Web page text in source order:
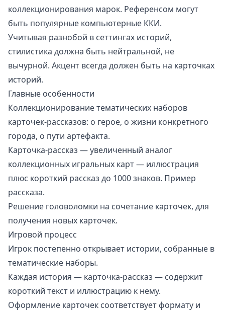
коллекционирования марок. Референсом могут
быть популярные компьютерные ККИ.
Учитывая разнобой в сеттингах историй,
стилистика должна быть нейтральной, не
вычурной. Акцент всегда должен быть на карточках
историй.
Главные особенности
Коллекционирование тематических наборов
карточек-рассказов: о герое, о жизни конкретного
города, о пути артефакта.
Карточка-рассказ — увеличенный аналог
коллекционных игральных карт — иллюстрация
плюс короткий рассказ до 1000 знаков. Пример
рассказа.
Решение головоломки на сочетание карточек, для
получения новых карточек.
Игровой процесс
Игрок постепенно открывает истории, собранные в
тематические наборы.
Каждая история — карточка-рассказ — содержит
короткий текст и иллюстрацию к нему.
Оформление карточек соответствует формату и